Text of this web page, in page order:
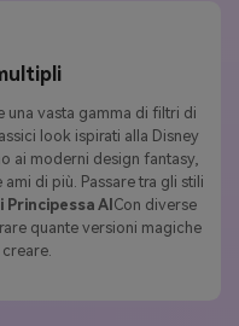
una vasta gamma di filtri di
look ispirati alla Disney
ai moderni design fantasy,
di più. Passare tra gli stili
Principessa AICon diverse
quante versioni magiche